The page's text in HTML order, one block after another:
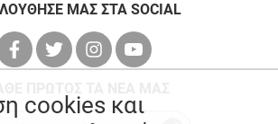
ΜΑΣ ΣΤΑ SOCIAL
cookies και